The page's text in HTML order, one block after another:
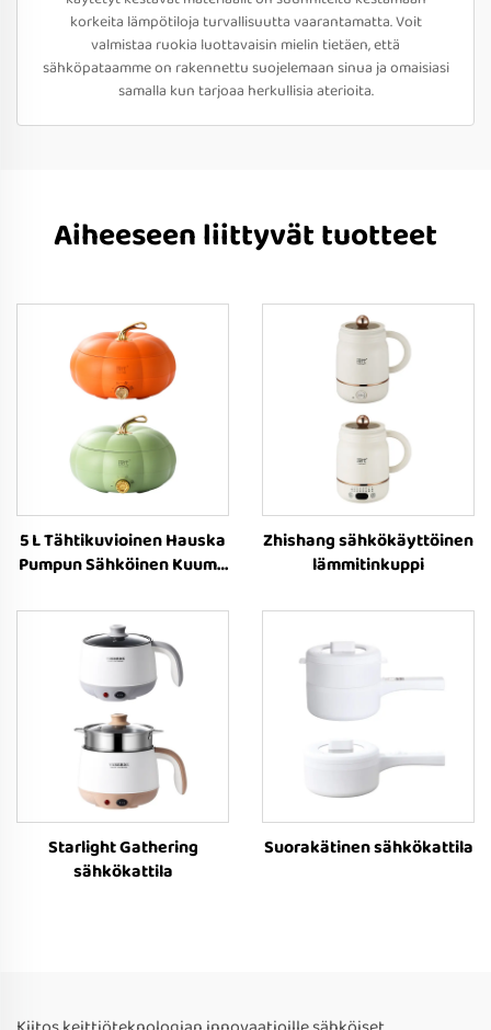
korkeita lämpötiloja turvallisuutta vaarantamatta. Voit
valmistaa ruokia luottavaisin mielin tietäen, että
sähköpataamme on rakennettu suojelemaan sinua ja omaisiasi
samalla kun tarjoaa herkullisia aterioita.
Aiheeseen liittyvät tuotteet
5 L Tähtikuvioinen Hauska
Pumpun Sähköinen Kuuma
Zhishang sähkökäyttöinen
lämmitinkuppi
Starlight Gathering
sähkökattila
Suorakätinen sähkökattila